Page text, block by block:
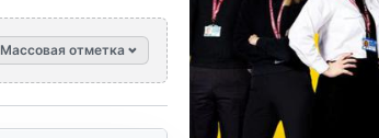
Массовая отметка